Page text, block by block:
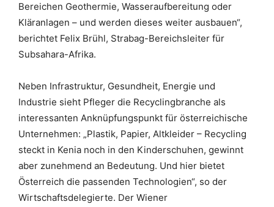
Bereichen Geothermie, Wasseraufbereitung oder
Kläranlagen – und werden dieses weiter ausbauen“,
berichtet Felix Brühl, Strabag-Bereichsleiter für
Subsahara-Afrika.
Neben Infrastruktur, Gesundheit, Energie und
Industrie sieht Pfleger die Recyclingbranche als
interessanten Anknüpfungspunkt für österreichische
Unternehmen: „Plastik, Papier, Altkleider – Recycling
steckt in Kenia noch in den Kinderschuhen, gewinnt
aber zunehmend an Bedeutung. Und hier bietet
Österreich die passenden Technologien“, so der
Wirtschaftsdelegierte. Der Wiener